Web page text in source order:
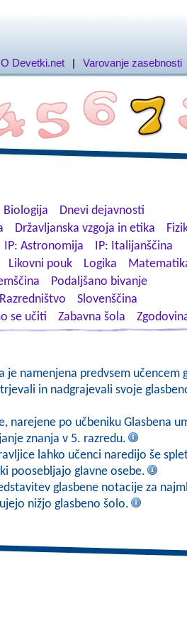
O Devetki.net | Varovanje zasebnosti
Biologija
Dnevi dejavnosti
Državljanska vzgoja in etika
IP: Astronomija
IP: Italijanščina
Likovni pouk Logika
Podaljšano bivanje
Razredništvo
Slovenščina
se učiti Zabavna šola
je namenjena predvsem učencem
in nadgrajevali svoje
narejene po učbeniku Glasbena
znanja v 5. razredu.
lahko učenci naredijo še
poosebljajo glavne osebe.
glasbene notacije za
nižjo glasbeno šolo.